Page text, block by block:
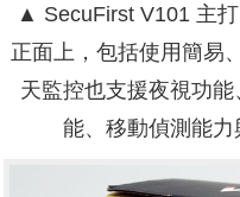
▲ SecuFirst V101 主
正面上，包括使用簡易
天監控也支援夜視功
能、移動偵測能